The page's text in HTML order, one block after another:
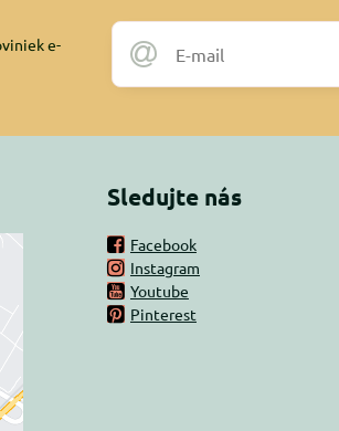
e-
Sledujte nás
Facebook
Instagram
Youtube
Pinterest